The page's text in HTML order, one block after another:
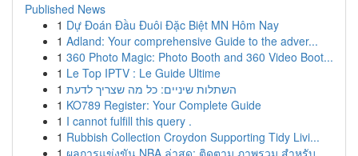
Published News
1 Dự Đoán Đầu Đuôi Đặc Biệt MN Hôm Nay
1 Adland: Your comprehensive Guide to the adver...
1 360 Photo Magic: Photo Booth and 360 Video Boot...
1 Le Top IPTV : Le Guide Ultime
1 השתלות שיניים: כל מה שצריך לדעת
1 KO789 Register: Your Complete Guide
1 I cannot fulfill this query .
1 Rubbish Collection Croydon Supporting Tidy Livi...
1 ผลการแข่งขัน NBA ล่าสุด: ติดตาม ภาพรวม สำหรับ